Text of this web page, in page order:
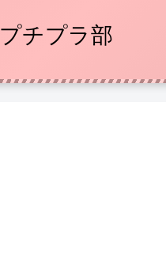
プチプラ部